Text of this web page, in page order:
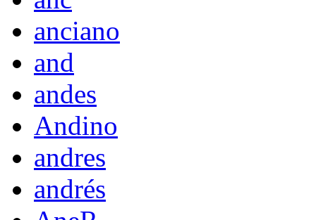
anciano
and
andes
Andino
andres
andrés